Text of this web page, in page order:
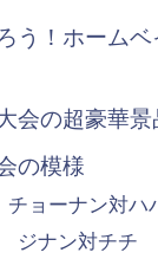
う！ホーム
会の超豪華景
の模様
ョーナン対ハ
ジナン対チチ